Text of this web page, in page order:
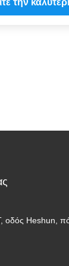
την
οδός Heshun,